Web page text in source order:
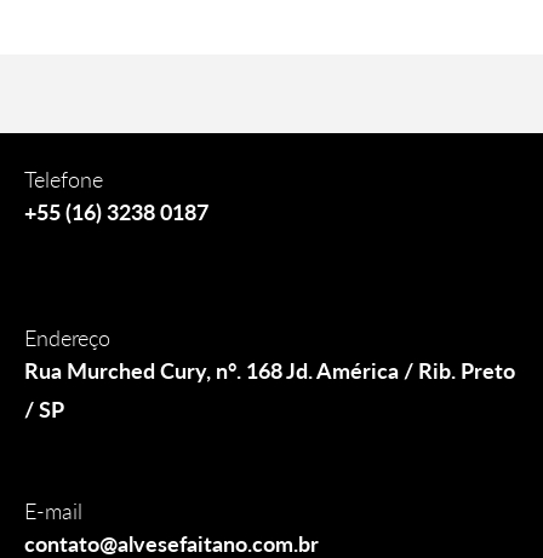
Telefone
+55 (16) 3238 0187
Endereço
Rua Murched Cury, n°. 168 Jd. América / Rib. Preto
/ SP
E-mail
contato@alvesefaitano.com.br